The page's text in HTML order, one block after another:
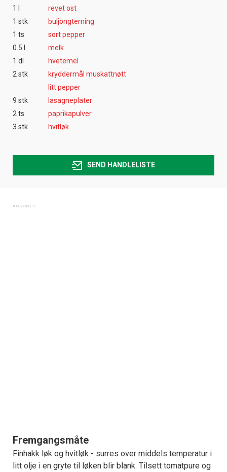
1 l
revet ost
1 stk
buljongterning
1 ts
sort pepper
0.5 l
melk
1 dl
hvetemel
2 stk
kryddermål muskattnøtt
litt pepper
9 stk
lasagneplater
2 ts
paprikapulver
3 stk
hvitløk
SEND HANDLELISTE
Fremgangsmåte
Finhakk løk og hvitløk - surres over middels temperatur i
litt olje i en gryte til løken blir blank. Tilsett tomatpure og